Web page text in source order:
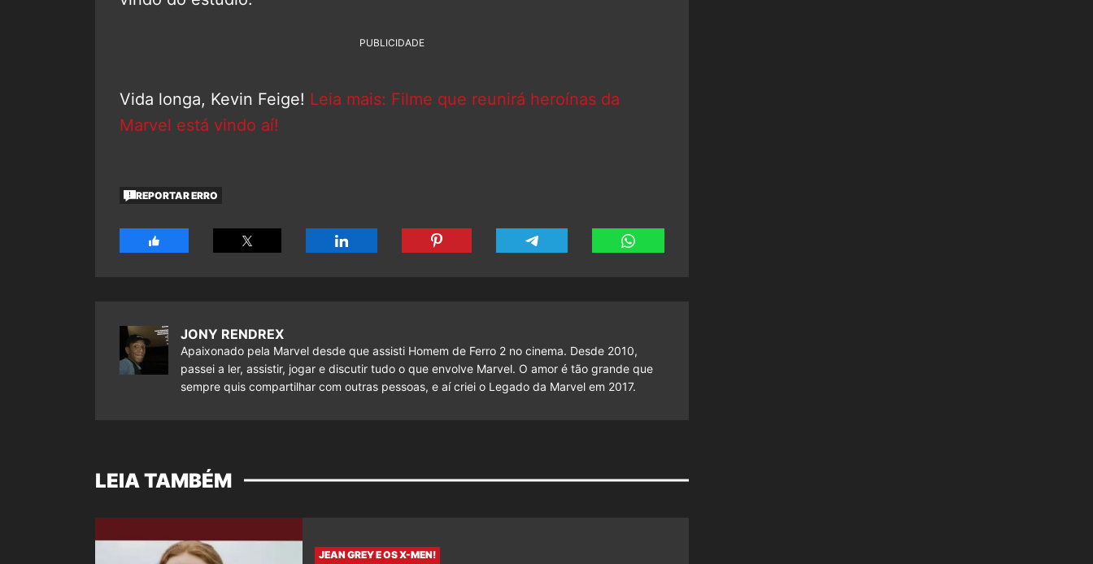
PUBLICIDADE
Vida longa, Kevin Feige! Leia mais: Filme que reunirá heroínas da
Marvel está vindo aí!
REPORTAR ERRO
JONY RENDREX
Apaixonado pela Marvel desde que assisti Homem de Ferro 2 no cinema. Desde 2010,
passei a ler, assistir, jogar e discutir tudo o que envolve Marvel. O amor é tão grande que
sempre quis compartilhar com outras pessoas, e aí criei o Legado da Marvel em 2017.
LEIA TAMBÉM
JEAN GREY E OS X-MEN!